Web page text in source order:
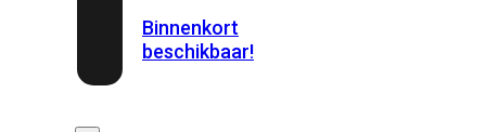
Binnenkort
beschikbaar!